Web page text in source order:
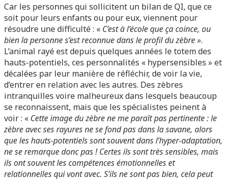
Car les personnes qui sollicitent un bilan de QI, que ce
soit pour leurs enfants ou pour eux, viennent pour
résoudre une difficulté : « C’est à l’école que ça coince, ou
bien la personne s’est reconnue dans le profil du zèbre ».
L’animal rayé est depuis quelques années le totem des
hauts-potentiels, ces personnalités « hypersensibles » et
décalées par leur manière de réfléchir, de voir la vie,
d’entrer en relation avec les autres. Des zèbres
intranquilles voire malheureux dans lesquels beaucoup
se reconnaissent, mais que les spécialistes peinent à
voir : « Cette image du zèbre ne me paraît pas pertinente : le
zèbre avec ses rayures ne se fond pas dans la savane, alors
que les hauts-potentiels sont souvent dans l’hyper-adaptation,
ne se remarque donc pas ! Certes ils sont très sensibles, mais
ils ont souvent les compétences émotionnelles et
relationnelles qui vont avec. S’ils ne sont pas bien, cela peut